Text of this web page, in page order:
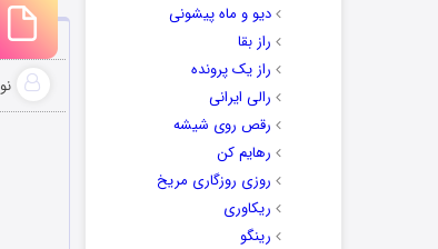
دیو و ماه پیشونی
راز بقا
راز یک پرونده
رالی ایرانی
رقص روی شیشه
رهایم کن
روزی روزگاری مریخ
ریکاوری
رینگو